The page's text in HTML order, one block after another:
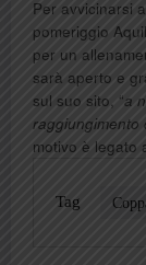
Per avvicinarsi
pomeriggio
per un
sarà aperto e
sul suo sito, “a
raggiungimento
motivo è legato
Tag